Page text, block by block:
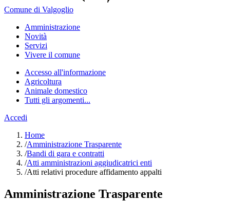
Comune di Valgoglio
Amministrazione
Novità
Servizi
Vivere il comune
Accesso all'informazione
Agricoltura
Animale domestico
Tutti gli argomenti...
Accedi
Home
/Amministrazione Trasparente
/Bandi di gara e contratti
/Atti amministrazioni aggiudicatrici enti
/Atti relativi procedure affidamento appalti
Amministrazione Trasparente